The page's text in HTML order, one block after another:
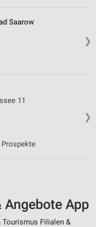
❯
Saarow
❯
11
Prospekte
App
Tourismus Filialen &